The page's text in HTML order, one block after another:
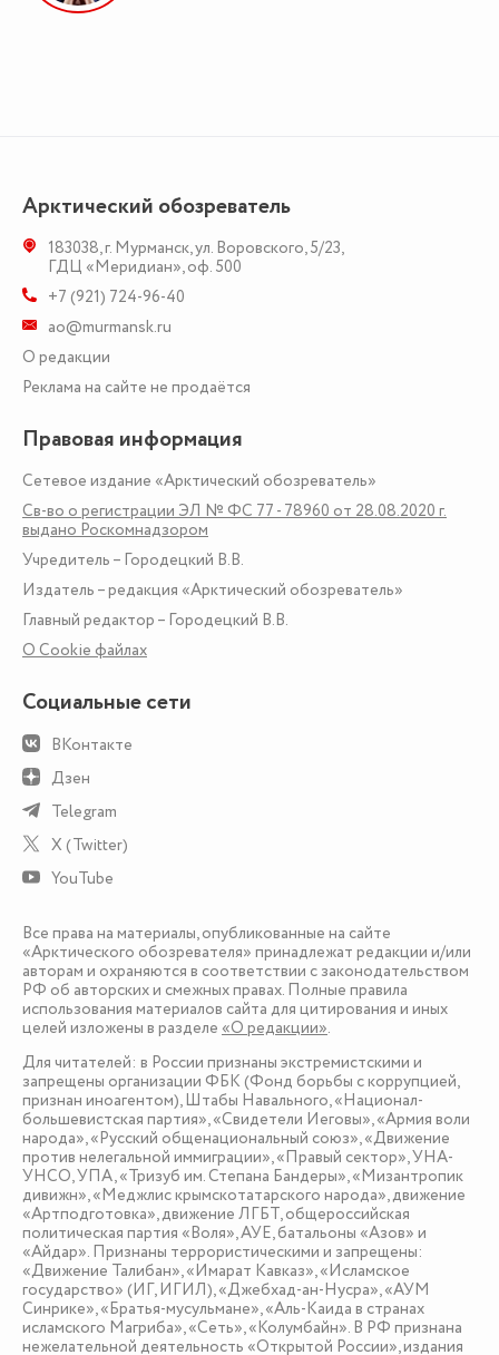
Арктический обозреватель
183038,г. Мурманск,ул. Воровского, 5/23,
ГДЦ «Меридиан», оф. 500
+7 (921) 724-96-40
ao@murmansk.ru
О редакции
Реклама на сайте не продаётся
Правовая информация
Сетевое издание «Арктический обозреватель»
Св-во о регистрации ЭЛ № ФС 77 - 78960 от 28.08.2020 г.
выдано Роскомнадзором
Учредитель – Городецкий В.В.
Издатель – редакция «Арктический обозреватель»
Главный редактор – Городецкий В.В.
О Сookie файлах
Социальные сети
ВКонтакте
Дзен
Telegram
X (Twitter)
YouTube
Все права на материалы, опубликованные на сайте
«Арктического обозревателя» принадлежат редакции и/или
авторам и охраняются в соответствии с законодательством
РФ об авторских и смежных правах. Полные правила
использования материалов сайта для цитирования и иных
целей изложены в разделе «О редакции».
Для читателей: в России признаны экстремистскими и
запрещены организации ФБК (Фонд борьбы с коррупцией,
признан иноагентом), Штабы Навального, «Национал-
большевистская партия», «Свидетели Иеговы», «Армия воли
народа», «Русский общенациональный союз», «Движение
против нелегальной иммиграции», «Правый сектор», УНА-
УНСО, УПА, «Тризуб им. Степана Бандеры», «Мизантропик
дивижн», «Меджлис крымскотатарского народа», движение
«Артподготовка», движение ЛГБТ, общероссийская
политическая партия «Воля», АУЕ, батальоны «Азов» и
«Айдар». Признаны террористическими и запрещены:
«Движение Талибан», «Имарат Кавказ», «Исламское
государство» (ИГ, ИГИЛ), «Джебхад-ан-Нусра», «АУМ
Синрике», «Братья-мусульмане», «Аль-Каида в странах
исламского Магриба», «Сеть», «Колумбайн». В РФ признана
нежелательной деятельность «Открытой России», издания